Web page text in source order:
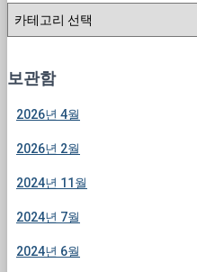
리
보관함
2026년 4월
2026년 2월
2024년 11월
2024년 7월
2024년 6월